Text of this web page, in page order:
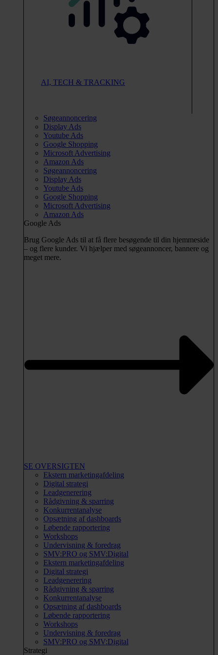
AI, TECH & TRACKING
Søgeannoncering
Display Ads
Youtube Ads
Google Shopping
Microsoft Advertising
Amazon Ads
Søgeannoncering
Display Ads
Youtube Ads
Google Shopping
Microsoft Advertising
Amazon Ads
Google Ads
Brug Google Ads til at få flere besøgende til din hjemmeside
– og flere kunder. Vi hjælper med søgeannoncer, bannere og
meget mere.
SE OVERSIGTEN
Ekstern marketingafdeling
Digital strategi
Leadgenerering
Rådgivning & sparring
Konkurrentanalyse
Opsætning af dashboards
Løbende rapportering
Workshops
Undervisning & foredrag
SMV:PRO og SMV:Digital
Ekstern marketingafdeling
Digital strategi
Leadgenerering
Rådgivning & sparring
Konkurrentanalyse
Opsætning af dashboards
Løbende rapportering
Workshops
Undervisning & foredrag
SMV:PRO og SMV:Digital
Strategi